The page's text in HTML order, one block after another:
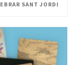
SANT JORDI